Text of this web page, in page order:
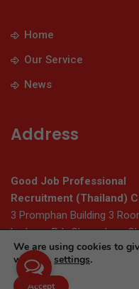
Home
Our Service
News
Address
Good Job Professional
Recruitment (Thailand)
3 Promphan Building 3
Ladprao Rd., Chomphon,
© 2026
We are using cookies to
website. settings.
Accept